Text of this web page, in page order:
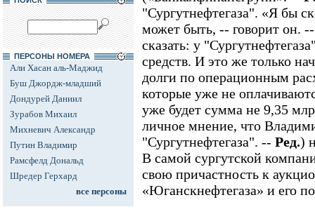
ПЕРСОНЫ НОМЕРА
Али Хасан аль-Маджид
Буш Джордж-младший
Дондурей Даниил
Зурабов Михаил
Михневич Александр
Путин Владимир
Рамсфелд Дональд
Шредер Герхард
все персоны
"Сургутнефтегаза". «Я бы
может быть, -- говорит он.
сказать: у
средств. И это же только
долги по операционным
которые уже не
уже будет сумма не 9,35
личное мнение, что
"Сургутнефтегаза". -- Ред.)
В самой сургутской
свою причастность к
«Юганскнефтегаза» и его